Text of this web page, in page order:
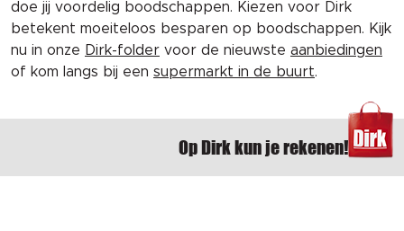
doe jij voordelig boodschappen. Kiezen voor Dirk
betekent moeiteloos besparen op boodschappen. Kijk
nu in onze Dirk-folder voor de nieuwste aanbiedingen
of kom langs bij een supermarkt in de buurt.
Op Dirk kun je rekenen!